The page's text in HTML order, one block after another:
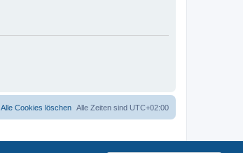
Alle Zeiten sind UTC+02:00
Alle Cookies löschen